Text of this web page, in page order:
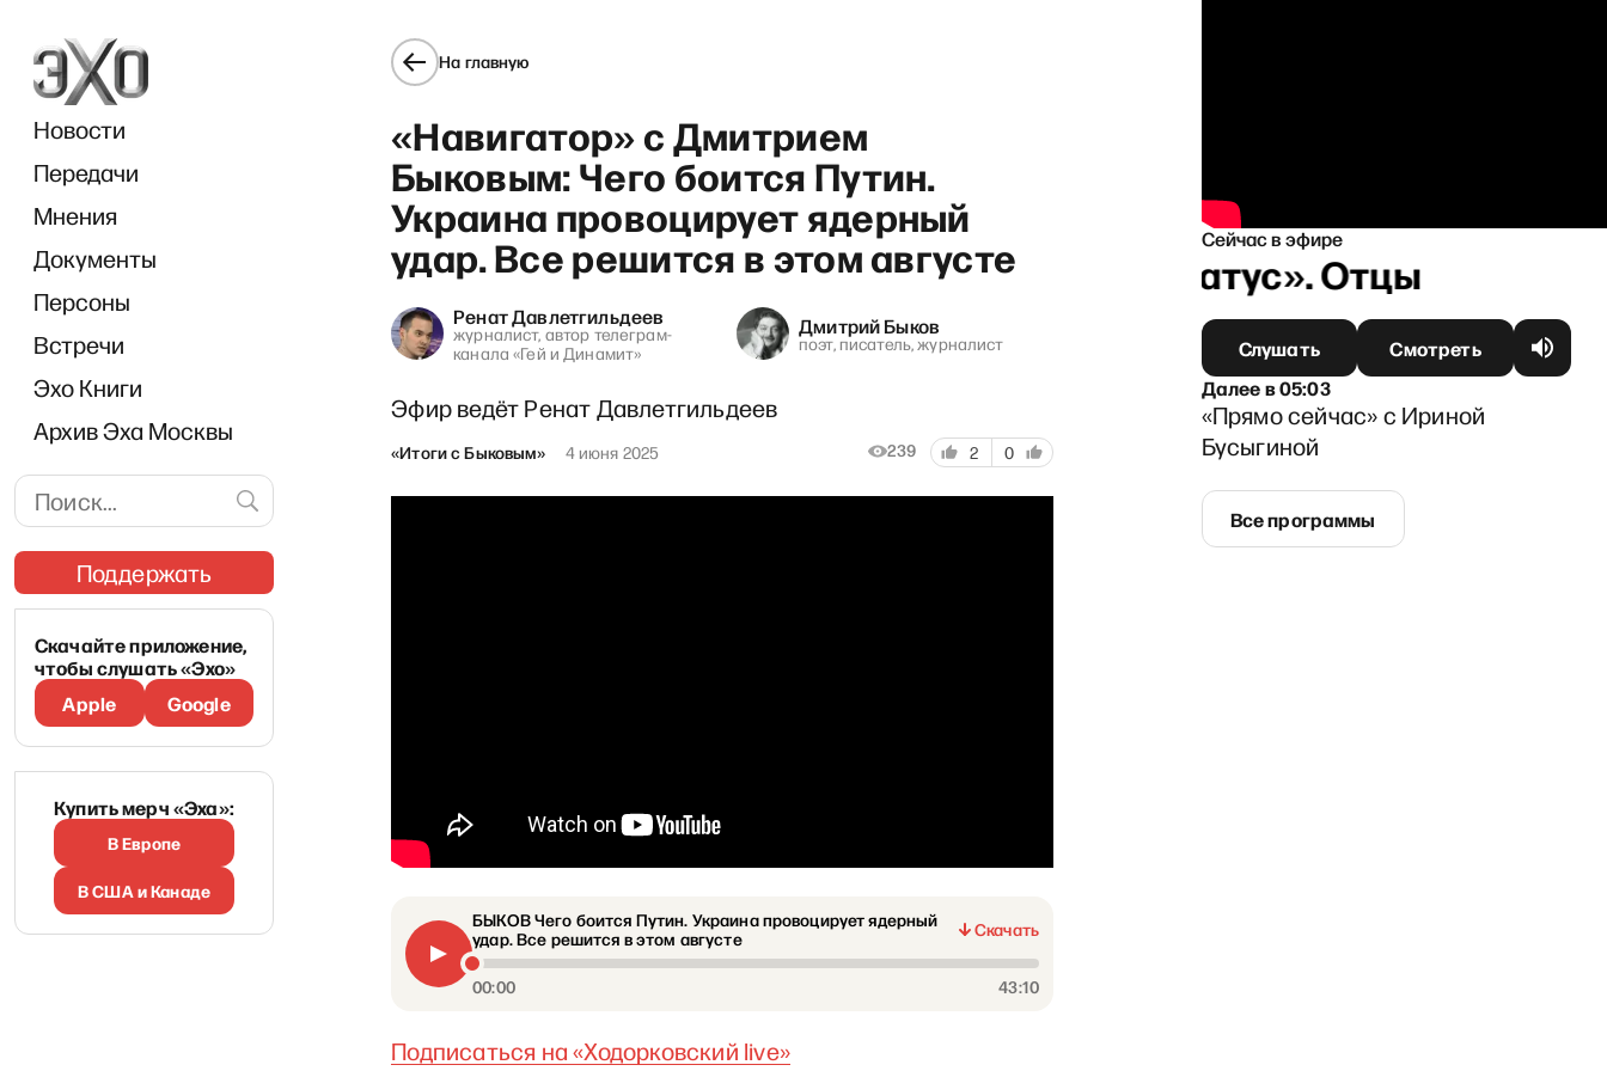
Новости
Передачи
Мнения
Документы
Персоны
Встречи
Эхо Книги
Архив Эха Москвы
Поддержать
Скачайте приложение,
чтобы слушать «Эхо»
Apple
Google
Купить мерч «Эха»:
В Европе
В США и Канаде
На главную
«Навигатор» с Дмитрием
Быковым: Чего боится Путин.
Украина провоцирует ядерный
удар. Все решится в этом августе
Ренат Давлетгильдеев
журналист, автор телеграм-
канала «Гей и Динамит»
Дмитрий Быков
поэт, писатель, журналист
Эфир ведёт Ренат Давлетгильдеев
«Итоги с Быковым» 4 июня 2025 239 2 0
БЫКОВ Чего боится Путин. Украина провоцирует ядерный
удар. Все решится в этом августе
Скачать
00:00 43:10
Подписаться на «Ходорковский live»
Сейчас в эфире
«Статус». Отцы
Слушать
Смотреть
Далеев05:03
«Прямо сейчас» с Ириной
Бусыгиной
Все программы